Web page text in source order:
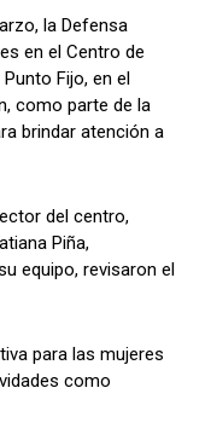
la Defensa
en el Centro de
Fijo, en el
como parte de la
brindar atención a
del centro,
Piña,
equipo, revisaron el
para las mujeres
como